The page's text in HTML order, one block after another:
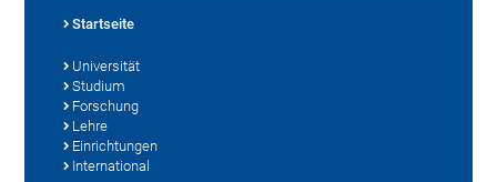
Startseite
Universität
Studium
Forschung
Lehre
Einrichtungen
International